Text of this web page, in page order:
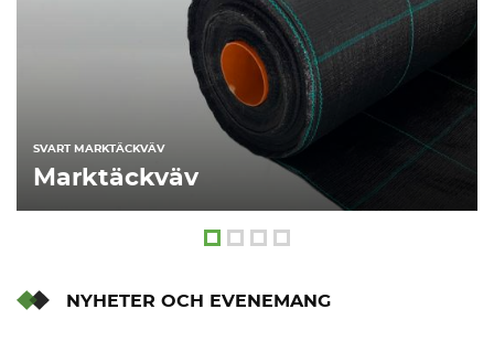
SVART MARKTÄCKVÄV
Marktäckväv
NYHETER OCH EVENEMANG